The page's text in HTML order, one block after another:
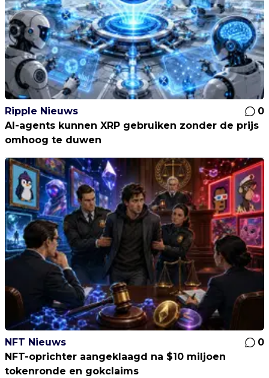
Ripple Nieuws
0
AI-agents kunnen XRP gebruiken zonder de prijs
omhoog te duwen
NFT Nieuws
0
NFT-oprichter aangeklaagd na $10 miljoen
tokenronde en gokclaims